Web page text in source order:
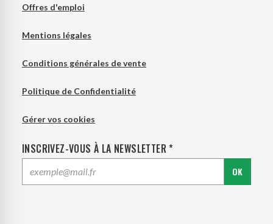
Offres d'emploi
Mentions légales
Conditions générales de vente
Politique de Confidentialité
Gérer vos cookies
INSCRIVEZ-VOUS À LA NEWSLETTER *
OK